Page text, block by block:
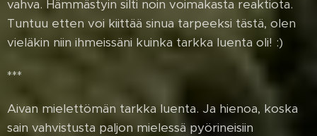
vahva. Hämmästyin silti noin voimakasta reaktiota.
Tuntuu etten voi kiittää sinua tarpeeksi tästä, olen
vieläkin niin ihmeissäni kuinka tarkka luenta oli! :)
***
Aivan mielettömän tarkka luenta. Ja hienoa, koska
sain vahvistusta paljon mielessä pyörineisiin